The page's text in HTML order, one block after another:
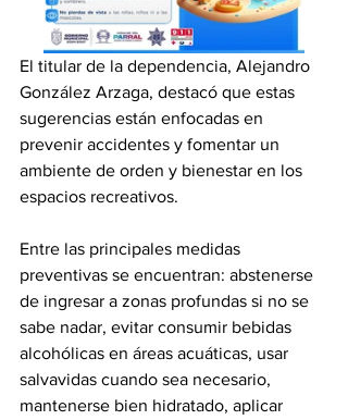
El titular de la dependencia, Alejandro
González Arzaga, destacó que estas
sugerencias están enfocadas en
prevenir accidentes y fomentar un
ambiente de orden y bienestar en los
espacios recreativos.
Entre las principales medidas
preventivas se encuentran: abstenerse
de ingresar a zonas profundas si no se
sabe nadar, evitar consumir bebidas
alcohólicas en áreas acuáticas, usar
salvavidas cuando sea necesario,
mantenerse bien hidratado, aplicar